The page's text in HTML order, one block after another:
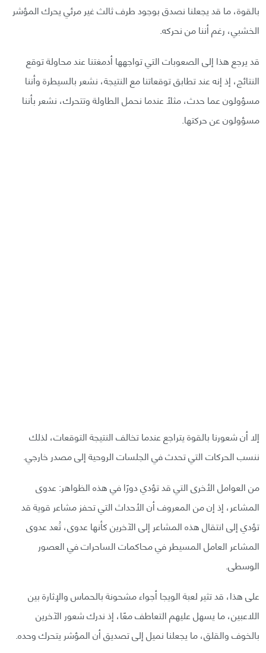
بالقوة، ما قد يجعلنا نصدق بوجود طرف ثالث غير مرئي يحرك المؤشر
الخشبي، رغم أننا من نحركه.
قد يرجع هذا إلى الصعوبات التي تواجهها أدمغتنا عند محاولة توقع
النتائج، إذ إنه عند تطابق توقعاتنا مع النتيجة، نشعر بالسيطرة وأننا
مسؤولون عما حدث، مثلًا عندما نحمل الطاولة وتتحرك، نشعر بأننا
مسؤولون عن حركتها.
إلا أن شعورنا بالقوة يتراجع عندما تخالف النتيجة التوقعات، لذلك
ننسب الحركات التي تحدث في الجلسات الروحية إلى مصدر خارجي.
من العوامل الأخرى التي قد تؤدي دورًا في هذه الظواهر: عدوى
المشاعر، إذ إن من المعروف أن الأحداث التي تحفز مشاعر قوية قد
تؤدي إلى انتقال هذه المشاعر إلى الآخرين كأنها عدوى، تُعد عدوى
المشاعر العامل المسيطر في محاكمات الساحرات في العصور
الوسطى.
على هذا، قد تثير لعبة الويجا أجواء مشحونة بالحماس والإثارة بين
اللاعبين، ما يسهل عليهم التعاطف معًا، إذ ندرك شعور الآخرين
بالخوف والقلق، ما يجعلنا نميل إلى تصديق أن المؤشر يتحرك وحده.